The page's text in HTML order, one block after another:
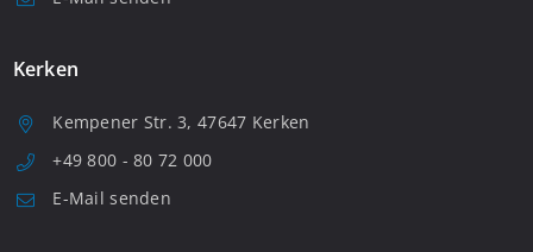
Kerken
Kempener Str. 3, 47647 Kerken
+49 800 - 80 72 000
E-Mail senden